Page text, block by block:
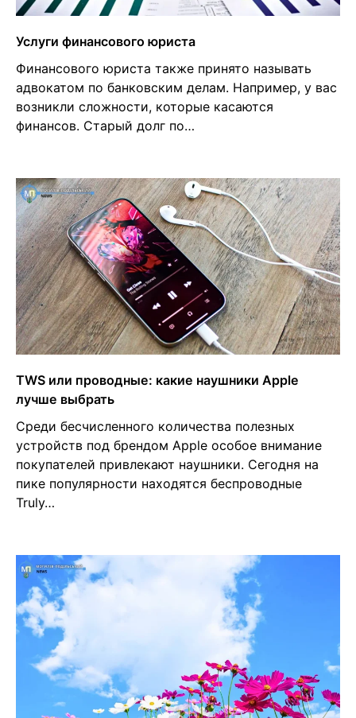
Услуги финансового юриста
Финансового юриста также принято называть
адвокатом по банковским делам. Например, у вас
возникли сложности, которые касаются
финансов. Старый долг по…
TWS или проводные: какие наушники Apple
лучше выбрать
Среди бесчисленного количества полезных
устройств под брендом Apple особое внимание
покупателей привлекают наушники. Сегодня на
пике популярности находятся беспроводные
Truly…